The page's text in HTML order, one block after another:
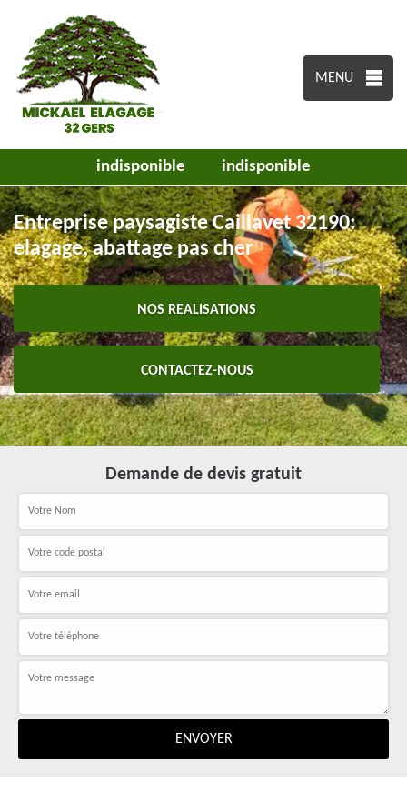
MENU
indisponible indisponible
Entreprise paysagiste Caillavet 32190:
elagage, abattage pas cher
NOS REALISATIONS
CONTACTEZ-NOUS
Demande de devis gratuit